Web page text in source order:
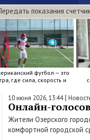
показания
футбол — это
где сила, скорость и
10 июня 2026, 13:44|
Онлайн-
Жители Озерского
комфортной городской